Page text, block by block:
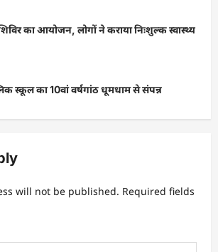
शिविर का आयोजन, लोगों ने कराया निःशुल्क स्वास्थ्य
स्कूल का 10वां वर्षगांठ धूमधाम से संपन्न
will not be published. Required fields